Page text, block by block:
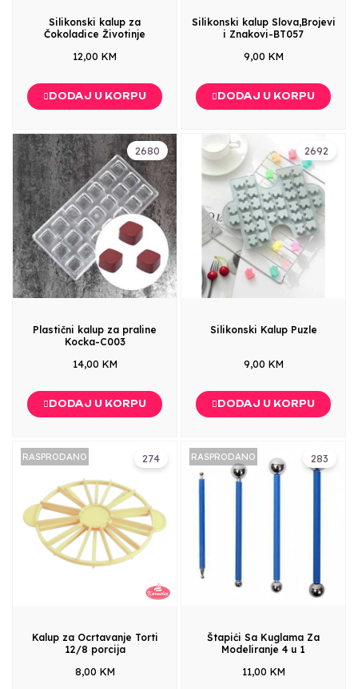
Silikonski kalup za
Čokoladice Životinje
12,00 KM
DODAJ U KORPU
Silikonski kalup Slova,Brojevi
i Znakovi-BT057
9,00 KM
DODAJ U KORPU
2680
Plastični kalup za praline
Kocka-C003
14,00 KM
DODAJ U KORPU
2692
Silikonski Kalup Puzle
9,00 KM
DODAJ U KORPU
274
RASPRODANO
Kalup za Ocrtavanje Torti
12/8 porcija
8,00 KM
283
RASPRODANO
Štapići Sa Kuglama Za
Modeliranje 4 u 1
11,00 KM